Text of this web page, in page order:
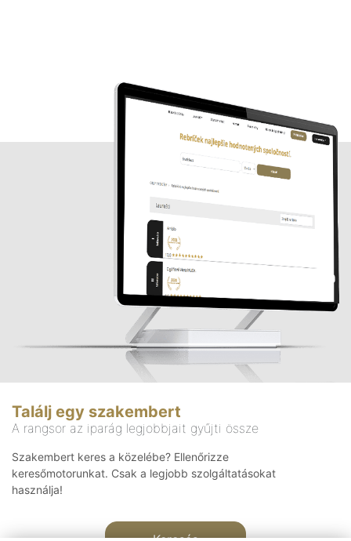
Találj egy szakembert
A rangsor az iparág legjobbjait gyűjti össze
Szakembert keres a közelébe? Ellenőrizze
keresőmotorunkat. Csak a legjobb szolgáltatásokat
használja!